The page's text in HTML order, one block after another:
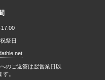
祭日
のご返答は翌営業日以
。